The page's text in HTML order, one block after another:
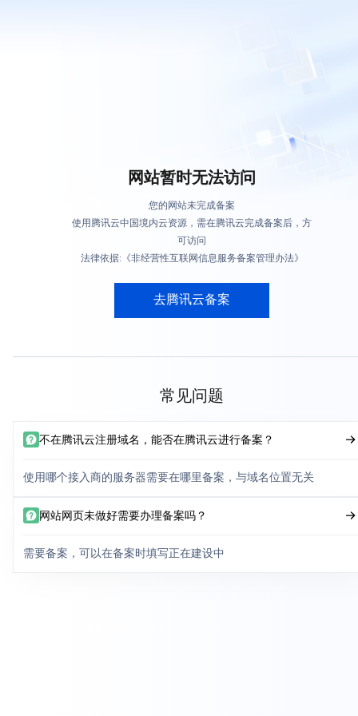
网站暂时无法访问
您的网站未完成备案
使用腾讯云中国境内云资源，需在腾讯云完成备案后，方
可访问
法律依据:《非经营性互联网信息服务备案管理办法》
去腾讯云备案
常见问题
不在腾讯云注册域名，能否在腾讯云进行备案？
使用哪个接入商的服务器需要在哪里备案，与域名位置无关
网站网页未做好需要办理备案吗？
需要备案，可以在备案时填写正在建设中